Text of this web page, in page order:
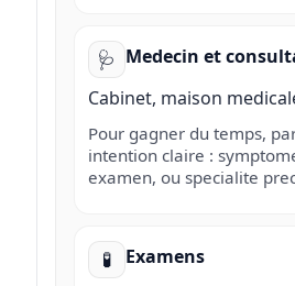
🩺 Medecin et
Cabinet, maison
Pour gagner du temps,
intention claire :
examen, ou specialite
🧪
Examens